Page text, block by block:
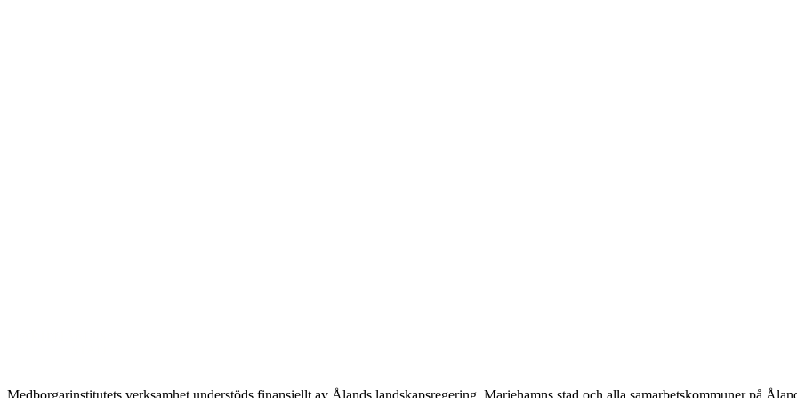
Medborgarinstitutets verksamhet understöds finansiellt av Ålands landskapsregering, Mariehamns stad och alla samarbetskommuner på